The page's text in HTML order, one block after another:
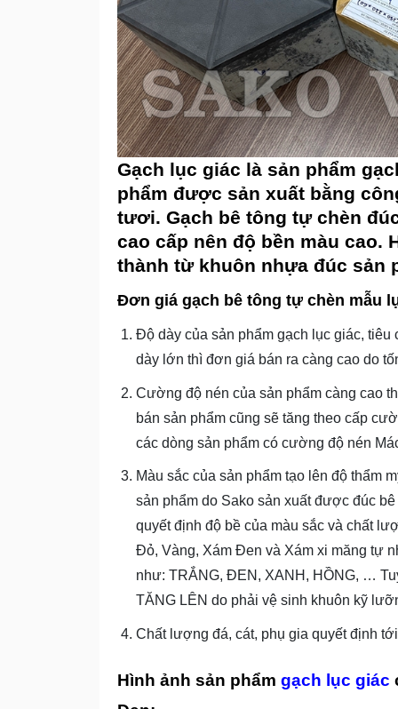
Gạch lục giác là sản phẩm
phẩm được sản xuất bằng
tươi. Gạch bê tông tự chèn
cao cấp nên độ bền màu cao.
thành từ khuôn nhựa đúc sản
Đơn giá gạch bê tông tự chèn mẫu
Độ dày của sản phẩm gạch lục giác, tiêu
dày lớn thì đơn giá bán ra càng cao do
Cường độ nén của sản phẩm càng cao
bán sản phẩm cũng sẽ tăng theo cấp
các dòng sản phẩm có cường độ nén
Màu sắc của sản phẩm tạo lên độ thẩm
sản phẩm do Sako sản xuất được đúc
quyết định độ bề của màu sắc và chất
Đỏ, Vàng, Xám Đen và Xám xi măng tự
như: TRẮNG, ĐEN, XANH, HỒNG, …
TĂNG LÊN do phải vệ sinh khuôn kỹ
Chất lượng đá, cát, phụ gia quyết định
Hình ảnh sản phẩm gạch lục giác